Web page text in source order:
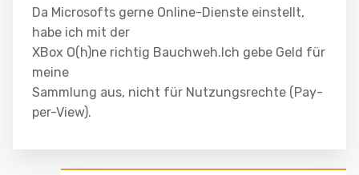
Da Microsofts gerne Online-Dienste einstellt,
habe ich mit der
XBox O(h)ne richtig Bauchweh.Ich gebe Geld für
meine
Sammlung aus, nicht für Nutzungsrechte (Pay-
per-View).